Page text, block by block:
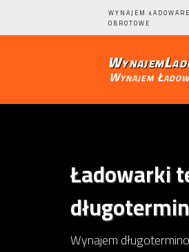
WYNAJEM
OBROTOWE
Wynajem
Ładowarki
Wynajem